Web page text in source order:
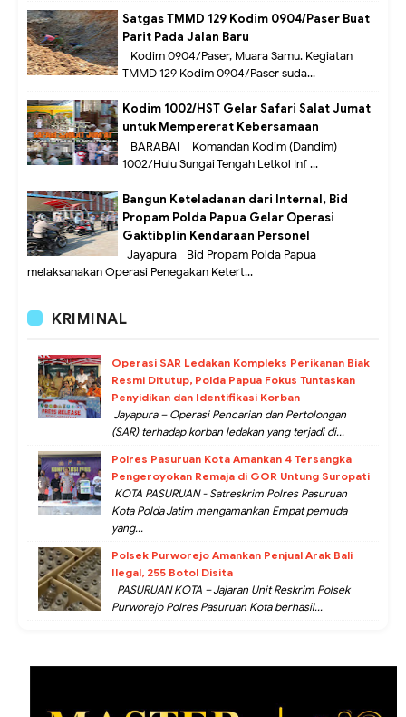
Satgas TMMD 129 Kodim 0904/Paser Buat
Parit Pada Jalan Baru
Kodim 0904/Paser, Muara Samu. Kegiatan
TMMD 129 Kodim 0904/Paser suda...
Kodim 1002/HST Gelar Safari Salat Jumat
untuk Mempererat Kebersamaan
BARABAI – Komandan Kodim (Dandim)
1002/Hulu Sungai Tengah Letkol Inf ...
Bangun Keteladanan dari Internal, Bid
Propam Polda Papua Gelar Operasi
Gaktibplin Kendaraan Personel
Jayapura –Bid Propam Polda Papua
melaksanakan Operasi Penegakan Ketert...
KRIMINAL
Operasi SAR Ledakan Kompleks Perikanan Biak
Resmi Ditutup, Polda Papua Fokus Tuntaskan
Penyidikan dan Identifikasi Korban
Jayapura – Operasi Pencarian dan Pertolongan
(SAR) terhadap korban ledakan yang terjadi di...
Polres Pasuruan Kota Amankan 4 Tersangka
Pengeroyokan Remaja di GOR Untung Suropati
KOTA PASURUAN - Satreskrim Polres Pasuruan
Kota Polda Jatim mengamankan Empat pemuda
yang...
Polsek Purworejo Amankan Penjual Arak Bali
Ilegal, 255 Botol Disita
PASURUAN KOTA – Jajaran Unit Reskrim Polsek
Purworejo Polres Pasuruan Kota berhasil...